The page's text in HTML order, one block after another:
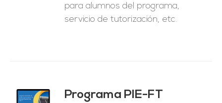
para alumnos del programa,
servicio de tutorización, etc.
Programa PIE-FT